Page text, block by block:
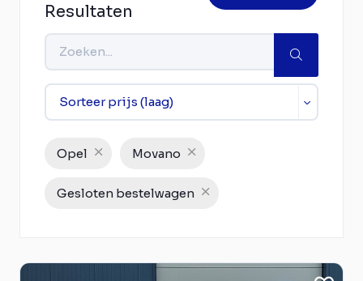
Resultaten
Opel Movano
Gesloten bestelwagen